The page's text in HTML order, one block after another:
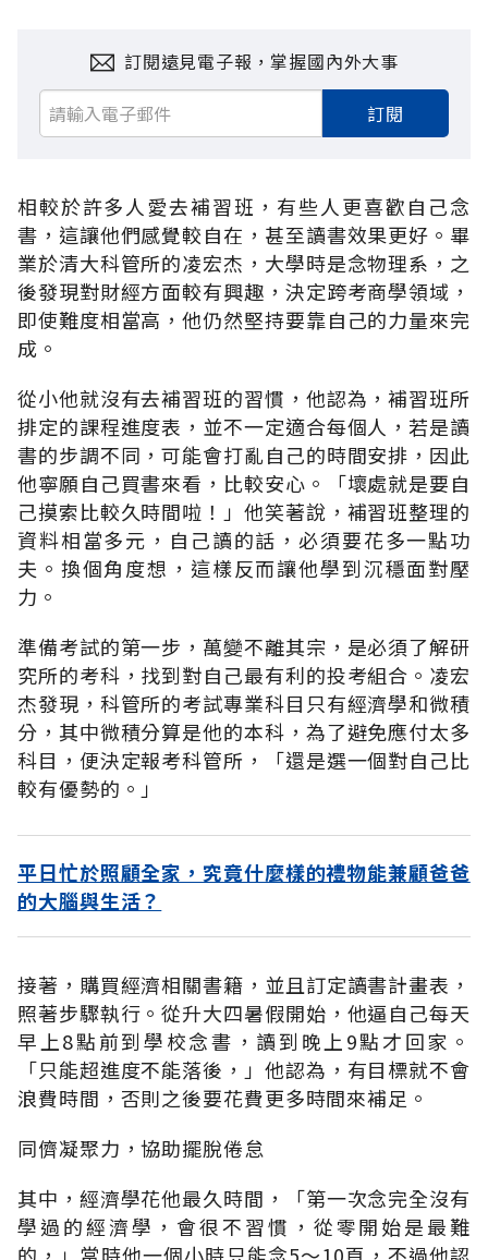
訂閱遠見電子報，掌握國內外大事
訂閱
相較於許多人愛去補習班，有些人更喜歡自己念
書，這讓他們感覺較自在，甚至讀書效果更好。畢
業於清大科管所的凌宏杰，大學時是念物理系，之
後發現對財經方面較有興趣，決定跨考商學領域，
即使難度相當高，他仍然堅持要靠自己的力量來完
成。
從小他就沒有去補習班的習慣，他認為，補習班所
排定的課程進度表，並不一定適合每個人，若是讀
書的步調不同，可能會打亂自己的時間安排，因此
他寧願自己買書來看，比較安心。「壞處就是要自
己摸索比較久時間啦！」他笑著說，補習班整理的
資料相當多元，自己讀的話，必須要花多一點功
夫。換個角度想，這樣反而讓他學到沉穩面對壓
力。
準備考試的第一步，萬變不離其宗，是必須了解研
究所的考科，找到對自己最有利的投考組合。凌宏
杰發現，科管所的考試專業科目只有經濟學和微積
分，其中微積分算是他的本科，為了避免應付太多
科目，便決定報考科管所，「還是選一個對自己比
較有優勢的。」
平日忙於照顧全家，究竟什麼樣的禮物能兼顧爸爸
的大腦與生活？
接著，購買經濟相關書籍，並且訂定讀書計畫表，
照著步驟執行。從升大四暑假開始，他逼自己每天
早上8點前到學校念書，讀到晚上9點才回家。
「只能超進度不能落後，」他認為，有目標就不會
浪費時間，否則之後要花費更多時間來補足。
同儕凝聚力，協助擺脫倦怠
其中，經濟學花他最久時間，「第一次念完全沒有
學過的經濟學，會很不習慣，從零開始是最難
的，」當時他一個小時只能念5～10頁，不過他認